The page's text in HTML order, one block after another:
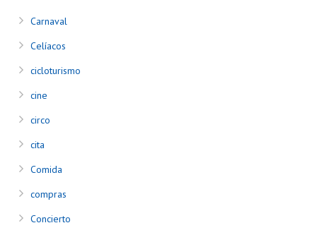
Carnaval
Celíacos
cicloturismo
cine
circo
cita
Comida
compras
Concierto